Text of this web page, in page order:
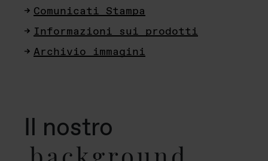
Comunicati Stampa
Informazioni sui prodotti
Archivio immagini
Il nostro